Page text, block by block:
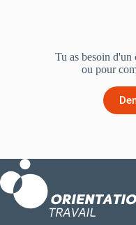
Tu as besoin
ou pour